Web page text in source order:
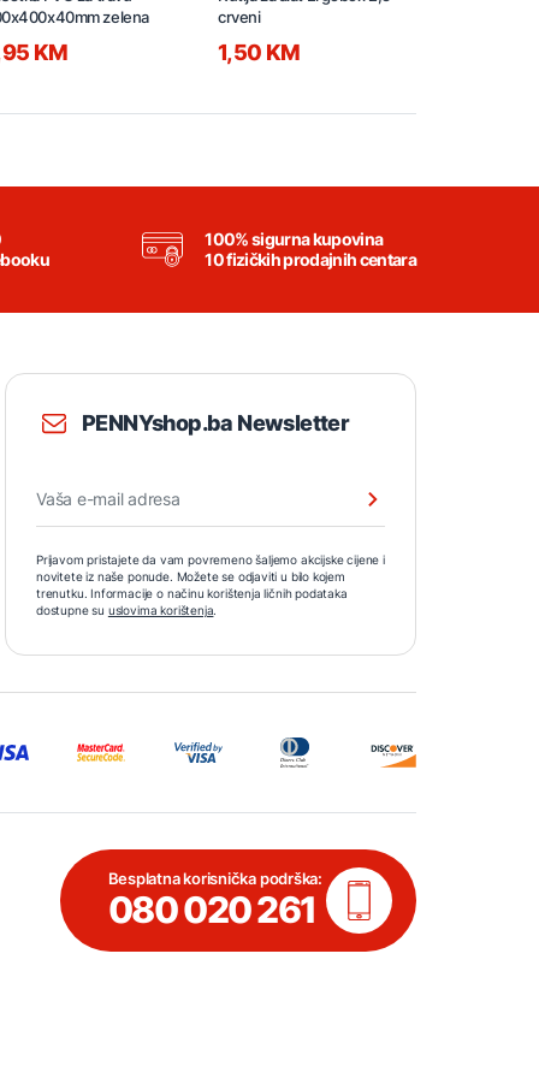
zelena
KM
crveni
1,50 KM
100% sigurna kupovina
10 fizičkih prodajnih centara
PENNYshop.ba Newsletter
Prijavom pristajete da vam povremeno šaljemo akcijske cijene i
novitete iz naše ponude. Možete se odjaviti u bilo kojem
trenutku. Informacije o načinu korištenja ličnih podataka
dostupne su uslovima korištenja.
Besplatna korisnička podrška:
080 020 261